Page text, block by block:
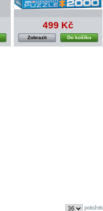
499 Kč
Do košíku
Zobrazit
položek